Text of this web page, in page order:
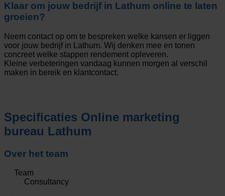
Klaar om jouw bedrijf in Lathum online te laten
groeien?
Neem contact op om te bespreken welke kansen er liggen
voor jouw bedrijf in Lathum. Wij denken mee en tonen
concreet welke stappen rendement opleveren.
Kleine verbeteringen vandaag kunnen morgen al verschil
maken in bereik en klantcontact.
Specificaties Online marketing
bureau Lathum
Over het team
Team
Consultancy